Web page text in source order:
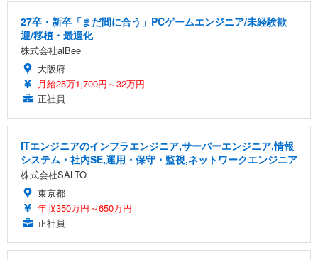
27卒・新卒「まだ間に合う」PCゲームエンジニア/未経験歓
迎/移植・最適化
株式会社alBee
大阪府
月給25万1,700円～32万円
正社員
ITエンジニアのインフラエンジニア,サーバーエンジニア,情報
システム・社内SE,運用・保守・監視,ネットワークエンジニア
株式会社SALTO
東京都
年収350万円～650万円
正社員